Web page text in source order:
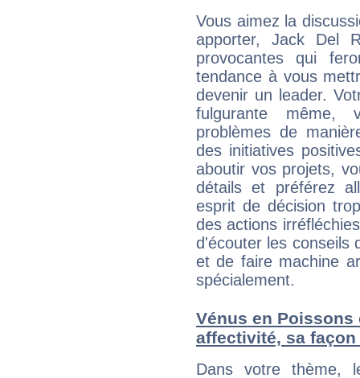
Vous aimez la
apporter, Jack Del
provocantes qui
tendance à vous
devenir un leader.
fulgurante même,
problèmes de
des initiatives
aboutir vos projets,
détails et préférez
esprit de décision
des actions
d'écouter les conseils
et de faire machine
spécialement.
Vénus en
affectivité, sa
Dans votre thème,